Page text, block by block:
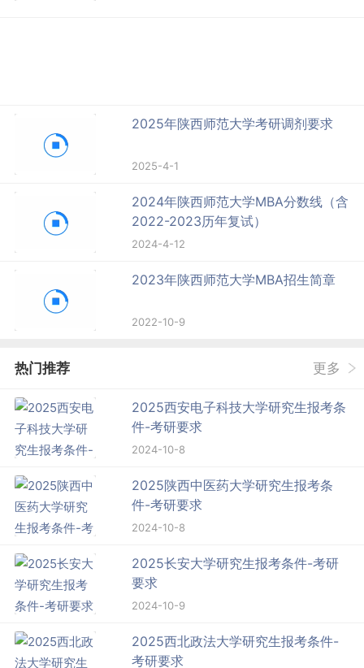
2025年陕西师范大学考研调剂要求
2025-4-1
2024年陕西师范大学MBA分数线（含
2022-2023历年复试）
2024-4-12
2023年陕西师范大学MBA招生简章
2022-10-9
热门推荐 更多
2025西安电子科技大学研究生报考条
件-考研要求
2024-10-8
2025陕西中医药大学研究生报考条
件-考研要求
2024-10-8
2025长安大学研究生报考条件-考研
要求
2024-10-9
2025西北政法大学研究生报考条件-
考研要求